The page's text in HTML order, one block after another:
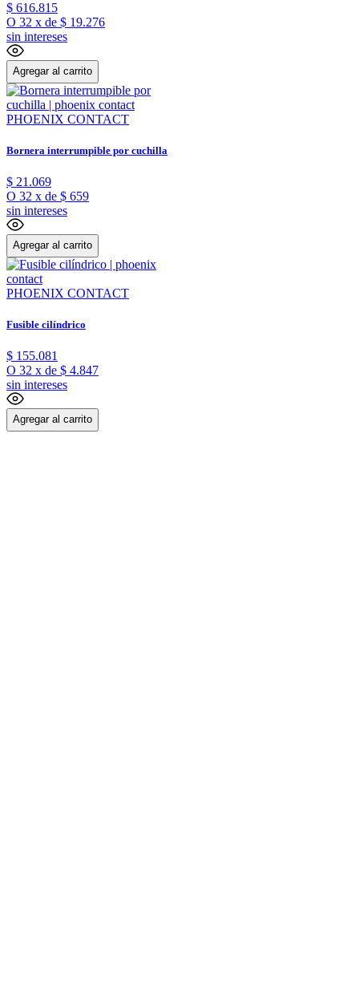
$ 616.815
O 32 x de $ 19.276
sin intereses
Agregar al carrito
PHOENIX CONTACT
Bornera interrumpible por cuchilla
$ 21 .069
O 32 x de $ 659
sin intereses
Agregar al carrito
PHOENIX CONTACT
Fusible cilíndrico
$ 155.081
O 32 x de $ 4.847
sin intereses
Agregar al carrito